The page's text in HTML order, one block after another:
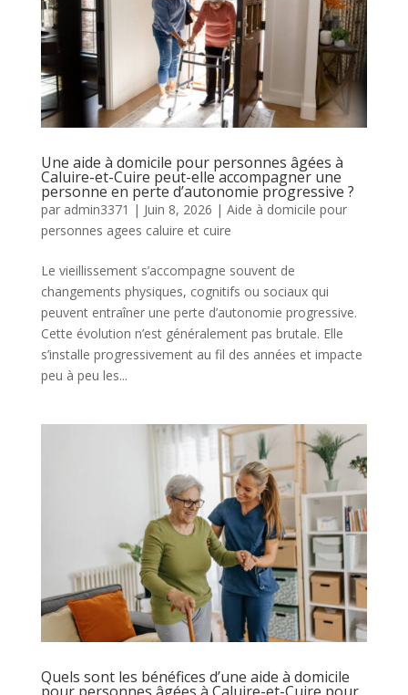
Une aide à domicile pour personnes âgées à
Caluire-et-Cuire peut-elle accompagner une
personne en perte d’autonomie progressive ?
par admin3371 | Juin 8, 2026 | Aide à domicile pour
personnes agees caluire et cuire
Le vieillissement s’accompagne souvent de
changements physiques, cognitifs ou sociaux qui
peuvent entraîner une perte d’autonomie progressive.
Cette évolution n’est généralement pas brutale. Elle
s’installe progressivement au fil des années et impacte
peu à peu les...
Quels sont les bénéfices d’une aide à domicile